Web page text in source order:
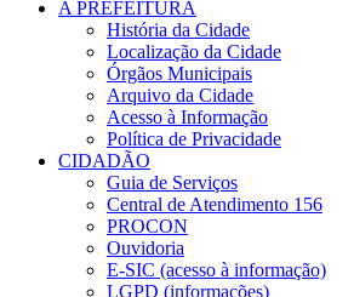
A PREFEITURA
História da Cidade
Localização da Cidade
Órgãos Municipais
Arquivo da Cidade
Acesso à Informação
Política de Privacidade
CIDADÃO
Guia de Serviços
Central de Atendimento 156
PROCON
Ouvidoria
E-SIC (acesso à informação)
LGPD (informações)